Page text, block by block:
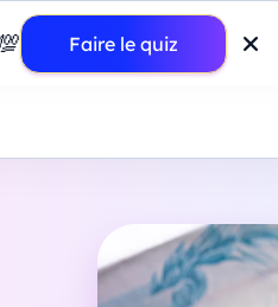
Faire le quiz
dashboard de A à Z-Mardi